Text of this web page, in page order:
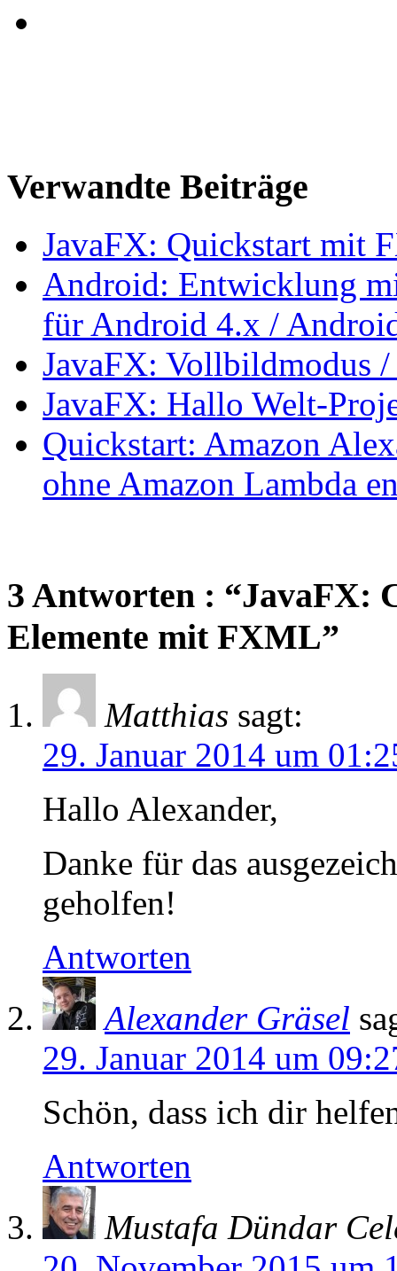
Verwandte Beiträge
JavaFX: Quickstart mit
Android: Entwicklung
für Android 4.x /
JavaFX: Vollbildmodus
JavaFX: Hallo Welt-
Quickstart: Amazon
ohne Amazon Lambda
3 Antworten : “JavaFX:
Elemente mit FXML”
Matthias sagt:
29. Januar 2014 um
Hallo Alexander,
Danke für das
geholfen!
Antworten
Alexander Gräsel
29. Januar 2014 um
Schön, dass ich dir
Antworten
Mustafa Dündar